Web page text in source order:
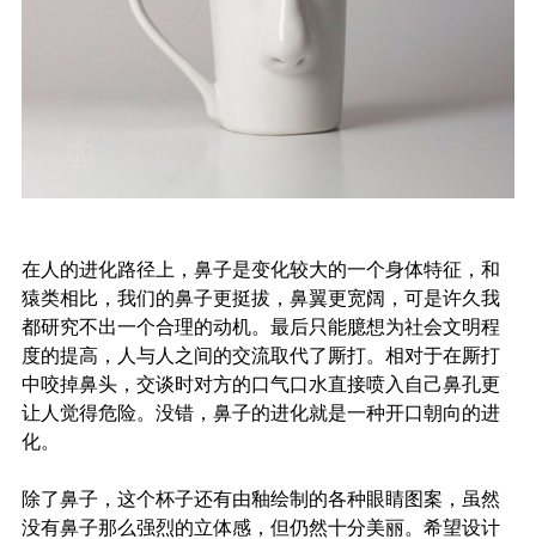
在人的进化路径上，鼻子是变化较大的一个身体特征，和
猿类相比，我们的鼻子更挺拔，鼻翼更宽阔，可是许久我
都研究不出一个合理的动机。最后只能臆想为社会文明程
度的提高，人与人之间的交流取代了厮打。相对于在厮打
中咬掉鼻头，交谈时对方的口气口水直接喷入自己鼻孔更
让人觉得危险。没错，鼻子的进化就是一种开口朝向的进
化。
除了鼻子，这个杯子还有由釉绘制的各种眼睛图案，虽然
没有鼻子那么强烈的立体感，但仍然十分美丽。希望设计